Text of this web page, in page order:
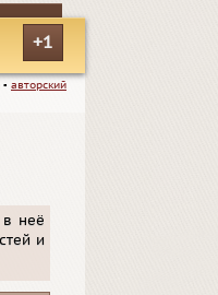
+1
▪ авторский
в неё
и